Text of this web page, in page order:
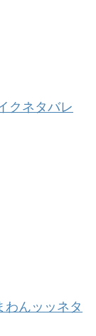
クネタバレ
んッッネタ